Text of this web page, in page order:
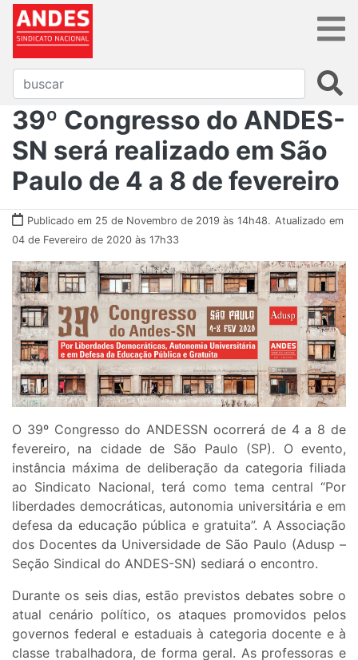
39º Congresso do ANDES-
SN será realizado em São
Paulo de 4 a 8 de fevereiro
Publicado em 25 de Novembro de 2019 às 14h48. Atualizado em
04 de Fevereiro de 2020 às 17h33
O 39º Congresso do ANDESSN ocorrerá de 4 a 8 de
fevereiro, na cidade de São Paulo (SP). O evento,
instância máxima de deliberação da categoria filiada
ao Sindicato Nacional, terá como tema central “Por
liberdades democráticas, autonomia universitária e em
defesa da educação pública e gratuita”. A Associação
dos Docentes da Universidade de São Paulo (Adusp –
Seção Sindical do ANDES-SN) sediará o encontro.
Durante os seis dias, estão previstos debates sobre o
atual cenário político, os ataques promovidos pelos
governos federal e estaduais à categoria docente e à
classe trabalhadora, de forma geral. As professoras e